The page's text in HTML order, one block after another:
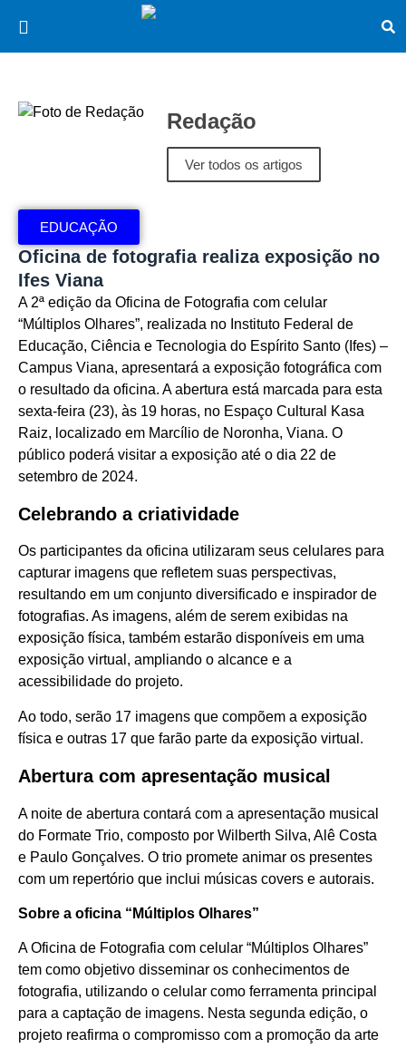
Redação
Ver todos os artigos
EDUCAÇÃO
Oficina de fotografia realiza exposição no
Ifes Viana
A 2ª edição da Oficina de Fotografia com celular
“Múltiplos Olhares”, realizada no Instituto Federal de
Educação, Ciência e Tecnologia do Espírito Santo (Ifes) –
Campus Viana, apresentará a exposição fotográfica com
o resultado da oficina. A abertura está marcada para esta
sexta-feira (23), às 19 horas, no Espaço Cultural Kasa
Raiz, localizado em Marcílio de Noronha, Viana. O
público poderá visitar a exposição até o dia 22 de
setembro de 2024.
Celebrando a criatividade
Os participantes da oficina utilizaram seus celulares para
capturar imagens que refletem suas perspectivas,
resultando em um conjunto diversificado e inspirador de
fotografias. As imagens, além de serem exibidas na
exposição física, também estarão disponíveis em uma
exposição virtual, ampliando o alcance e a
acessibilidade do projeto.
Ao todo, serão 17 imagens que compõem a exposição
física e outras 17 que farão parte da exposição virtual.
Abertura com apresentação musical
A noite de abertura contará com a apresentação musical
do Formate Trio, composto por Wilberth Silva, Alê Costa
e Paulo Gonçalves. O trio promete animar os presentes
com um repertório que inclui músicas covers e autorais.
Sobre a oficina “Múltiplos Olhares”
A Oficina de Fotografia com celular “Múltiplos Olhares”
tem como objetivo disseminar os conhecimentos de
fotografia, utilizando o celular como ferramenta principal
para a captação de imagens. Nesta segunda edição, o
projeto reafirma o compromisso com a promoção da arte